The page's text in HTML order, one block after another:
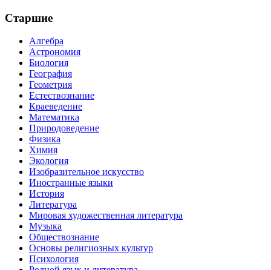
Старшие
Алгебра
Астрономия
Биология
География
Геометрия
Естествознание
Краеведение
Математика
Природоведение
Физика
Химия
Экология
Изобразительное искусство
Иностранные языки
История
Литература
Мировая художественная литература
Музыка
Обществознание
Основы религиозных культур
Психология